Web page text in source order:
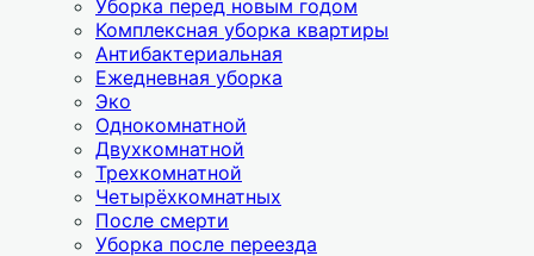
Уборка перед новым годом
Комплексная уборка квартиры
Антибактериальная
Ежедневная уборка
Эко
Однокомнатной
Двухкомнатной
Трехкомнатной
Четырёхкомнатных
После смерти
Уборка после переезда